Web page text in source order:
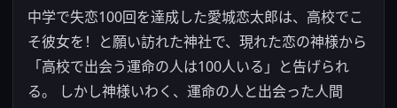
中学で失恋100回を達成した愛城恋太郎は、高校でこ
そ彼女を！と願い訪れた神社で、現れた恋の神様から
「高校で出会う運命の人は100人いる」と告げられ
る。 しかし神様いわく、運命の人と出会った人間